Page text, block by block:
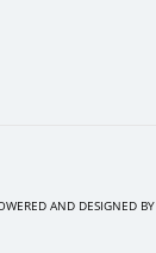
AND DESIGNED BY